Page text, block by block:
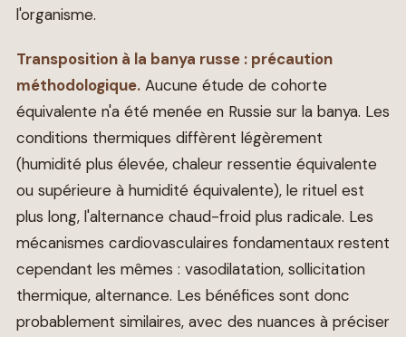
l'organisme.
Transposition à la banya russe : précaution
méthodologique.Aucune étude de cohorte
équivalente n'a été menée en Russie sur la banya. Les
conditions thermiques diffèrent légèrement
(humidité plus élevée, chaleur ressentie équivalente
ou supérieure à humidité équivalente), le rituel est
plus long, l'alternance chaud-froid plus radicale. Les
mécanismes cardiovasculaires fondamentaux restent
cependant les mêmes : vasodilatation, sollicitation
thermique, alternance. Les bénéfices sont donc
probablement similaires, avec des nuances à préciser